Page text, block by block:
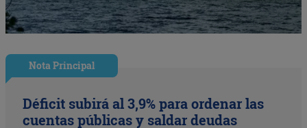
Nota Principal
Déficit subirá al 3,9% para ordenar las
cuentas públicas y saldar deudas